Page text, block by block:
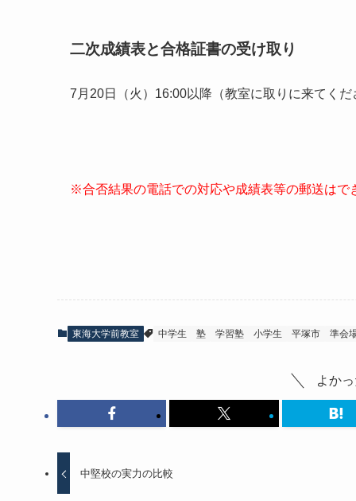
二次成績表と合格証書の受け取り
7月20日（火）16:00以降（教室に取りに来てくだ
※合否結果の電話での対応や成績表等の郵送はで
東海大学前教室 中学生 塾 学習塾 小学生 平塚市 準会
よか
中堅校の実力の比較